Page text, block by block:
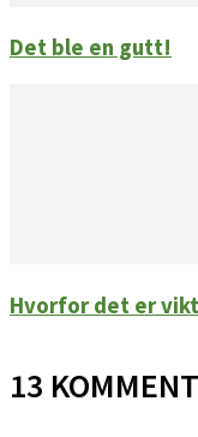
Det ble en gutt!
Hvorfor det er
13